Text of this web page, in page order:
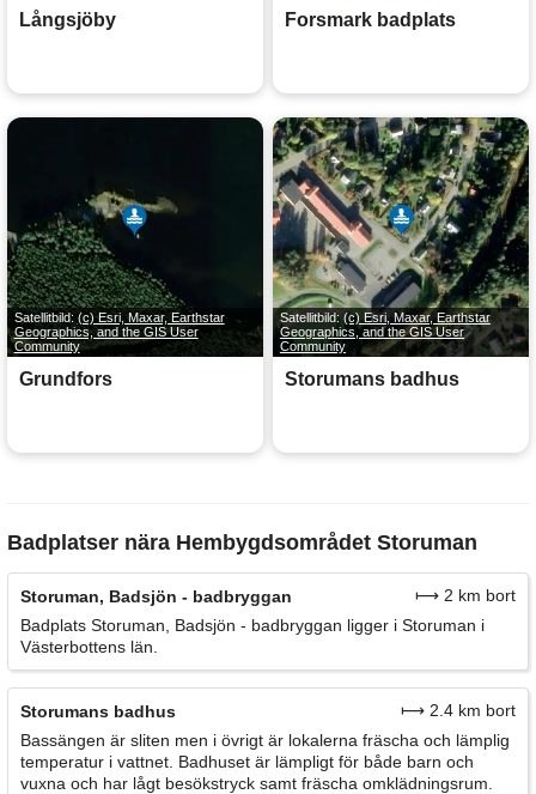
Långsjöby Forsmark badplats
Satellitbild: (c) Esri, Maxar, Earthstar
Geographics, and the GIS User
Community
Grundfors
Satellitbild: (c) Esri, Maxar, Earthstar
Geographics, and the GIS User
Community
Storumans badhus
Badplatser nära Hembygdsområdet Storuman
Storuman, Badsjön - badbryggan
⟼ 2 km bort
Badplats Storuman, Badsjön - badbryggan ligger i Storuman i
Västerbottens län.
Storumans badhus
⟼ 2.4 km bort
Bassängen är sliten men i övrigt är lokalerna fräscha och lämplig
temperatur i vattnet. Badhuset är lämpligt för både barn och
vuxna och har lågt besökstryck samt fräscha omklädningsrum.